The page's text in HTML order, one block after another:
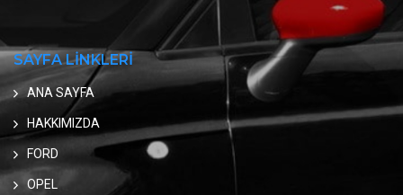
SAYFA LİNKLERİ
ANA SAYFA
HAKKIMIZDA
FORD
OPEL